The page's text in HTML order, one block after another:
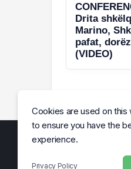
Drita
Marino,
pafat,
(VIDEO)
Cookies are used on this
to ensure you have the
experience.
Privacy Policy
© Arena e Lajmit